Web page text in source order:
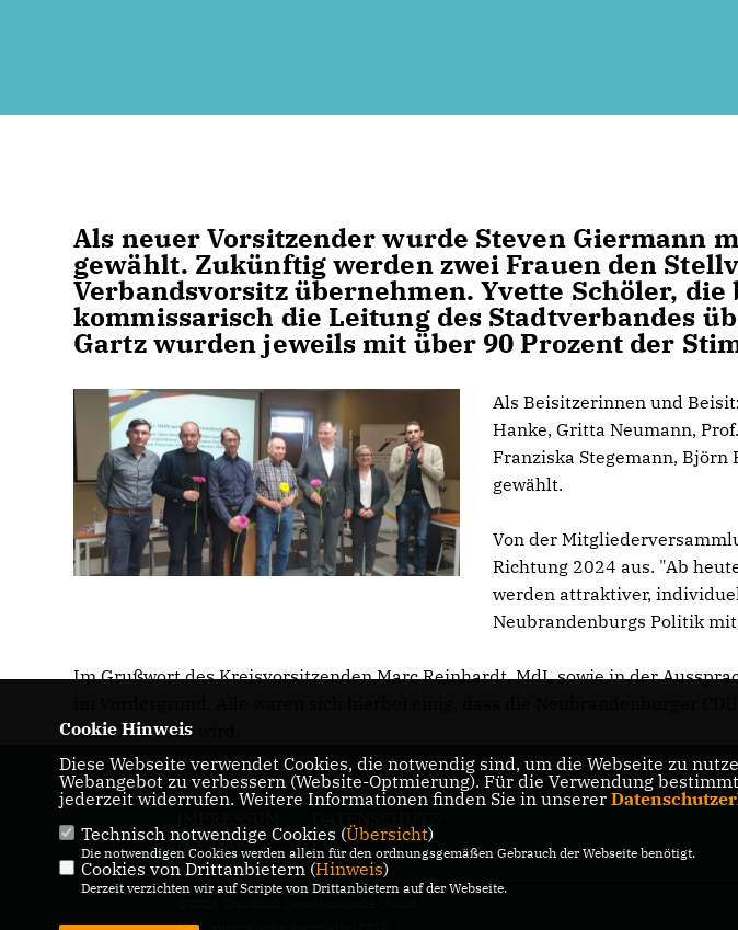
Als neuer Vorsitzender wurde Steven Giermann
gewählt. Zukünftig werden zwei Frauen den
Verbandsvorsitz übernehmen. Yvette Schöler, die
kommissarisch die Leitung des Stadtverbandes
Gartz wurden jeweils mit über 90 Prozent der
Als Beisitzerinnen und
Hanke, Gritta Neumann,
Franziska Stegemann, Björn
gewählt.
Von der
Richtung 2024 aus. "Ab
werden attraktiver,
Neubrandenburgs Politik
Im Grußwort des Kreisvorsitzenden Marc Reinhardt, MdL sowie in der
weiter stärken wird.
KONTAKT
Cookie Hinweis
Diese Webseite verwendet Cookies, die notwendig sind, um die Webseite zu
Webangebot zu verbessern (Website-Optmierung). Für die Verwendung
jederzeit widerrufen. Weitere Informationen finden Sie in unserer
Technisch notwendige Cookies (Übersicht)
Die notwendigen Cookies werden allein für den ordnungsgemäßen Gebrauch der Webseite benötigt.
Cookies von Drittanbietern (Hinweis)
Derzeit verzichten wir auf Scripte von Drittanbietern auf der Webseite.